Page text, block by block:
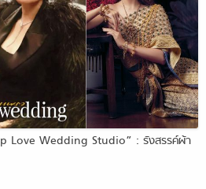
Love Wedding Studio” : รังสรรค์ผ้า